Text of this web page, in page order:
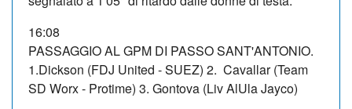
16:08
PASSAGGIO AL GPM DI PASSO SANT'ANTONIO.
1.Dickson (FDJ United - SUEZ) 2. Cavallar (Team
SD Worx - Protime) 3. Gontova (Liv AlUla Jayco)